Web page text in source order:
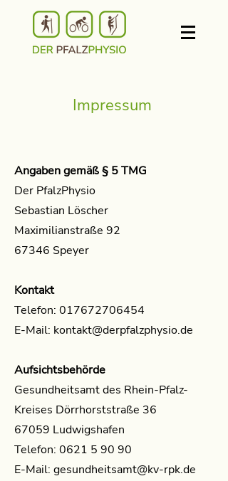
Impressum
Angaben gemäß § 5 TMG
Der PfalzPhysio
Sebastian Löscher
Maximilianstraße 92
67346 Speyer
Kontakt
Telefon: 017672706454
E-Mail: kontakt@derpfalzphysio.de
Aufsichtsbehörde
Gesundheitsamt des Rhein-Pfalz-
Kreises Dörrhorststraße 36
67059 Ludwigshafen
Telefon: 0621 5 90 90
E-Mail: gesundheitsamt@kv-rpk.de